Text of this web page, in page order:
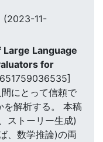
(2023-11-
Language
for
にとって信頼で
を解析する。 本稿
ストーリー生成)
、数学推論)の両